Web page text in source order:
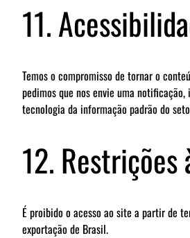
11.
Temos o compromisso de tornar o
pedimos que nos envie uma
tecnologia da informação padrão do
12.
É proibido o acesso ao site a partir de
exportação de Brasil.